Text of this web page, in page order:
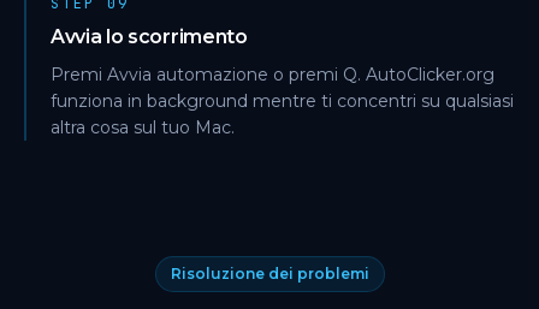
Avvia lo scorrimento
Premi Avvia automazione o premi Q. AutoClicker.org
funziona in background mentre ti concentri su qualsiasi
altra cosa sul tuo Mac.
Risoluzione dei problemi